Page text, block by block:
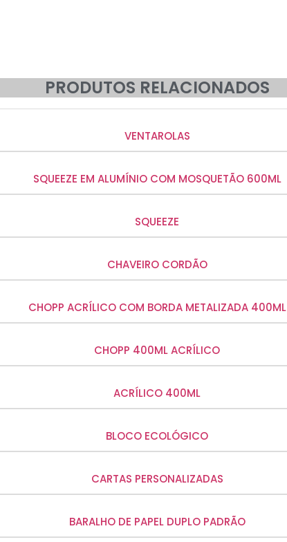
PRODUTOS RELACIONADOS
VENTAROLAS
SQUEEZE EM ALUMÍNIO COM MOSQUETÃO 600ML
SQUEEZE
CHAVEIRO CORDÃO
CHOPP ACRÍLICO COM BORDA METALIZADA 400ML
CHOPP 400ML ACRÍLICO
ACRÍLICO 400ML
BLOCO ECOLÓGICO
CARTAS PERSONALIZADAS
BARALHO DE PAPEL DUPLO PADRÃO